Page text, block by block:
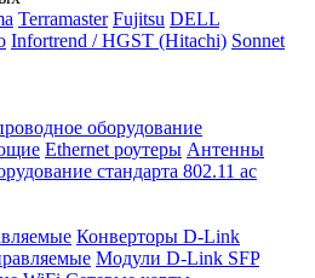
Terramaster Fujitsu DELL
Infortrend / HGST (Hitachi) Sonnet
оборудование
Ethernet роутеры Антенны
стандарта 802.11 ас
Конверторы D-Link
Модули D-Link SFP